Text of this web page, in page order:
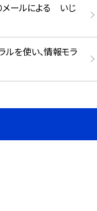
メールによる いじ
ルを使い、情報モラ